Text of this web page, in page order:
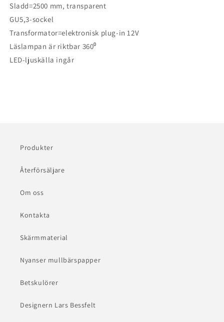
Sladd=2500 mm, transparent
GU5,3-sockel
Transformator=elektronisk plug-in 12V
Läslampan är riktbar 360⁰
LED-ljuskälla ingår
Produkter
Återförsäljare
Om oss
Kontakta
Skärmmaterial
Nyanser mullbärspapper
Betskulörer
Designern Lars Bessfelt